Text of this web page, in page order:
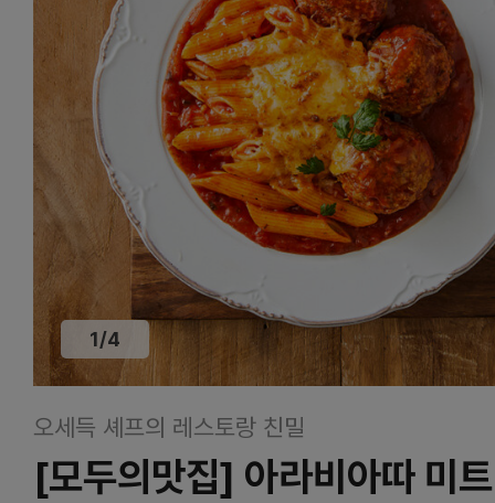
1/4
오세득 셰프의 레스토랑 친밀
[모두의맛집] 아라비아따 미트